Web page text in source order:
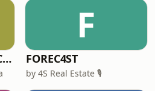
Ciberseguridad Sin Censura
F
FOREC4ST
by 4S Real Estate 🎙️